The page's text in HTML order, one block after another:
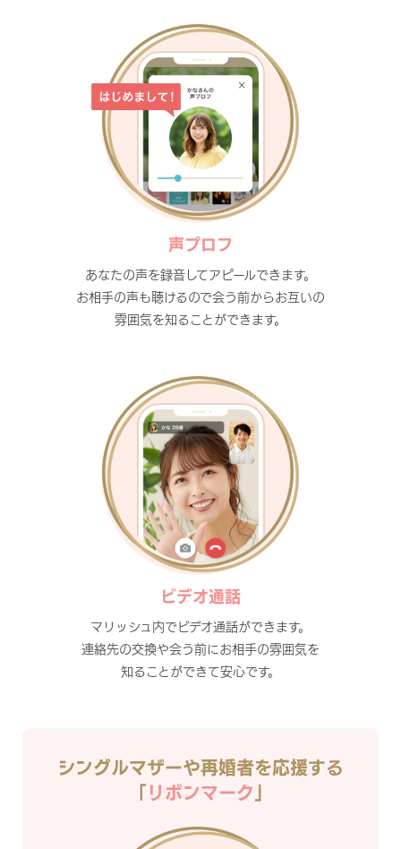
声プロフ
あなたの声を録音してアピールできます。
お相手の声も聴けるので会う前からお互いの
雰囲気を知ることができます。
ビデオ通話
マリッシュ内でビデオ通話ができます。
連絡先の交換や会う前にお相手の雰囲気を
知ることができて安心です。
シングルマザーや再婚者を応援する
「 リボンマーク